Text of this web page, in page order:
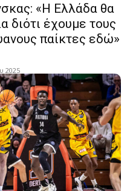
«Η Ελλάδα θα
διότι έχουμε τους
παίκτες εδώ»
2025